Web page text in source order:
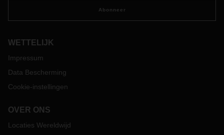
Abonneer
WETTELIJK
Impressum
Data Bescherming
Cookie-instellingen
OVER ONS
Locaties Wereldwijd